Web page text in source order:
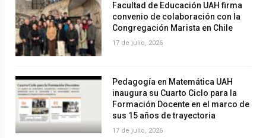
Facultad de Educación UAH firma
convenio de colaboración con la
Congregación Marista en Chile
17 de julio, 2026
Pedagogía en Matemática UAH
inaugura su Cuarto Ciclo para la
Formación Docente en el marco de
sus 15 años de trayectoria
17 de julio, 2026